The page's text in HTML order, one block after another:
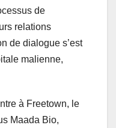
de
relations
de dialogue s’est
malienne,
à Freetown, le
Maada Bio,